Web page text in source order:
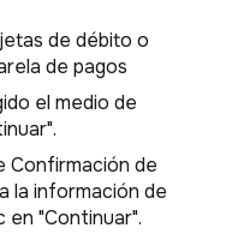
de débito o
de pagos
el medio de
Confirmación de
la información de
en "Continuar".